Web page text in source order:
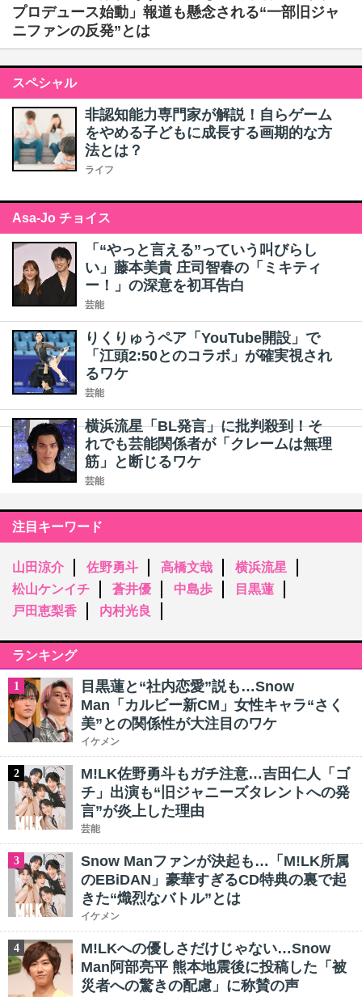
プロデュース始動」報道も懸念される“一部旧ジャ
ニファンの反発”とは
スペシャル
非認知能力専門家が解説！自らゲーム
をやめる子どもに成長する画期的な方
法とは？
ライフ
Asa-Jo チョイス
「“やっと言える”っていう叫びらし
い」藤本美貴 庄司智春の「ミキティ
ー！」の深意を初耳告白
芸能
りくりゅうペア「YouTube開設」で
「江頭2:50とのコラボ」が確実視され
るワケ
芸能
横浜流星「BL発言」に批判殺到！そ
れでも芸能関係者が「クレームは無理
筋」と断じるワケ
芸能
注目キーワード
山田涼介 佐野勇斗 高橋文哉
横浜流星
松山ケンイチ
蒼井優 中島歩
目黒蓮
戸田恵梨香
内村光良
ランキング
1
目黒蓮と“社内恋愛”説も…Snow
Man「カルビー新CM」女性キャラ“さく
美”との関係性が大注目のワケ
イケメン
2
M!LK佐野勇斗もガチ注意…吉田仁人「ゴ
チ」出演も“旧ジャニーズタレントへの発
言”が炎上した理由
芸能
3
Snow Manファンが決起も…「M!LK所属
のEBiDAN」豪華すぎるCD特典の裏で起
きた“熾烈なバトル”とは
イケメン
4
M!LKへの優しさだけじゃない…Snow
Man阿部亮平 熊本地震後に投稿した「被
災者への驚きの配慮」に称賛の声